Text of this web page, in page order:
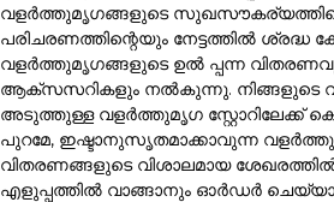
വളർത്തുമൃഗങ്ങളുടെ
പരിചരണത്തിന്റെയും നേട്ടത്തിൽ ശ്രദ്ധ
വളർത്തുമൃഗങ്ങളുടെ ഉൽ പ്പന്ന
ആക്സസറികളും നൽകുന്നു. നിങ്ങളുടെ
അടുത്തുള്ള വളർത്തുമൃഗ സ്റ്റോറിലേക്ക്
പുറമേ, ഇഷ്ടാനുസൃതമാക്കാവുന്ന
വിതരണങ്ങളുടെ വിശാലമായ ശേഖരത്തിൽ
എളുപ്പത്തിൽ വാങ്ങാനും ഓർഡർ